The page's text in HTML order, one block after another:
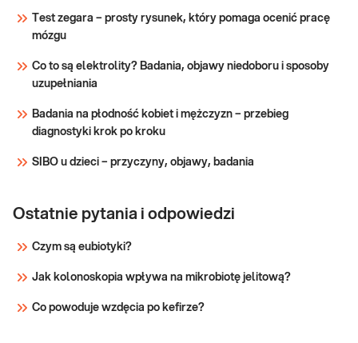
(HSV-1/2)
IgM
specyficznych wirusa opryszczki zwykłej HSV
opryszczki.
Test zegara – prosty rysunek, który pomaga ocenić pracę
mózgu
Co to są elektrolity? Badania, objawy niedoboru i sposoby
uzupełniania
Badania na płodność kobiet i mężczyzn – przebieg
diagnostyki krok po kroku
SIBO u dzieci – przyczyny, objawy, badania
Ostatnie pytania i odpowiedzi
Czym są eubiotyki?
Jak kolonoskopia wpływa na mikrobiotę jelitową?
Co powoduje wzdęcia po kefirze?